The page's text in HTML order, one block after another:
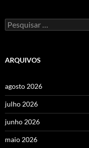
Pesquisar
por:
ARQUIVOS
agosto 2026
julho 2026
junho 2026
maio 2026